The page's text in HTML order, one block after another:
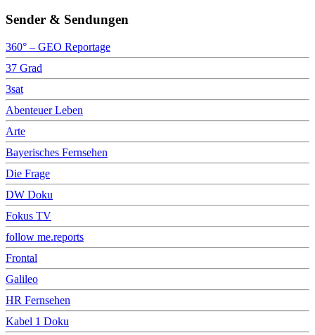
Sender & Sendungen
360° – GEO Reportage
37 Grad
3sat
Abenteuer Leben
Arte
Bayerisches Fernsehen
Die Frage
DW Doku
Fokus TV
follow me.reports
Frontal
Galileo
HR Fernsehen
Kabel 1 Doku